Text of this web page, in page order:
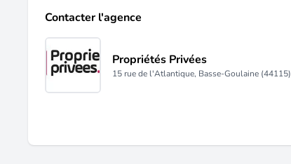
Contacter l'agence
Propriétés Privées
15 rue de l'Atlantique, Basse-Goulaine (44115)